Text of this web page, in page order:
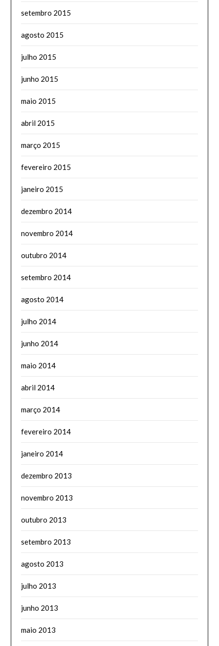
setembro 2015
agosto 2015
julho 2015
junho 2015
maio 2015
abril 2015
março 2015
fevereiro 2015
janeiro 2015
dezembro 2014
novembro 2014
outubro 2014
setembro 2014
agosto 2014
julho 2014
junho 2014
maio 2014
abril 2014
março 2014
fevereiro 2014
janeiro 2014
dezembro 2013
novembro 2013
outubro 2013
setembro 2013
agosto 2013
julho 2013
junho 2013
maio 2013